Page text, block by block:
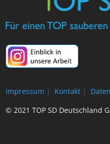
Impressum | Kontakt |
© 2021 TOP SD Deutschland